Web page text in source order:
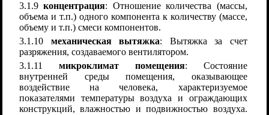
3.1.9концентрация: Отношение количества (массы,
объема и т.п.) одного компонента к количеству (массе,
объему и т.п.) смеси компонентов.
3.1.10 механическая вытяжка: Вытяжка за счет
разряжения, создаваемого вентилятором.
3.1.11 микроклимат помещения: Состояние
внутренней среды помещения, оказывающее
воздействие на человека, характеризуемое
показателями температуры воздуха и ограждающих
конструкций, влажностью и подвижностью воздуха.